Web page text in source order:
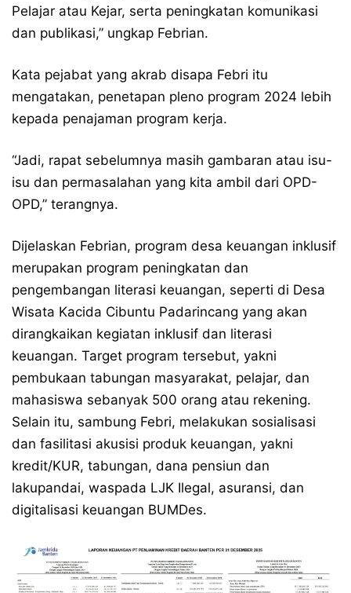
Pelajar atau Kejar, serta peningkatan komunikasi
dan publikasi,” ungkap Febrian.
Kata pejabat yang akrab disapa Febri itu
mengatakan, penetapan pleno program 2024 lebih
kepada penajaman program kerja.
“Jadi, rapat sebelumnya masih gambaran atau isu-
isu dan permasalahan yang kita ambil dari OPD-
OPD,” terangnya.
Dijelaskan Febrian, program desa keuangan inklusif
merupakan program peningkatan dan
pengembangan literasi keuangan, seperti di Desa
Wisata Kacida Cibuntu Padarincang yang akan
dirangkaikan kegiatan inklusif dan literasi
keuangan. Target program tersebut, yakni
pembukaan tabungan masyarakat, pelajar, dan
mahasiswa sebanyak 500 orang atau rekening.
Selain itu, sambung Febri, melakukan sosialisasi
dan fasilitasi akusisi produk keuangan, yakni
kredit/KUR, tabungan, dana pensiun dan
lakupandai, waspada LJK Ilegal, asuransi, dan
digitalisasi keuangan BUMDes.